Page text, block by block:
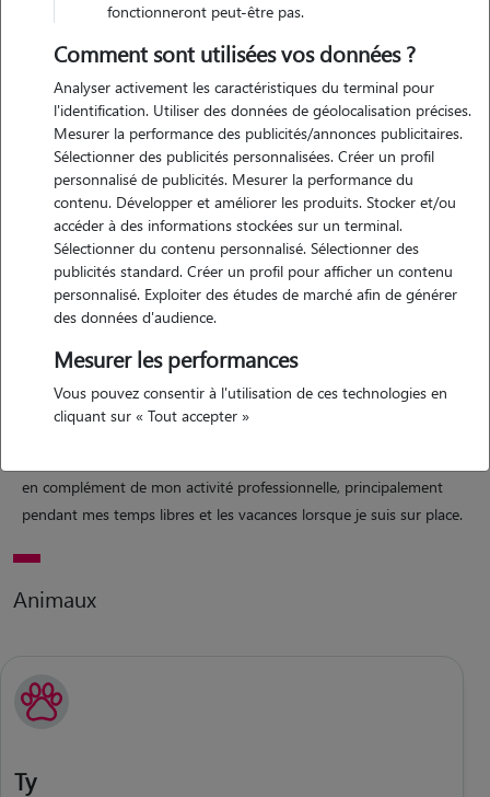
Motivation
passionnée par les animaux depuis toujours, j'aime leur apporter
attention, douceur et affection. m'occuper d'eux est un vrai plaisir
pour moi, et je veille à leur bien-être comme s'ils étaient les miens.
faire du pet sitting me permet de partager cette passion tout en
rendant service aux propriétaires en toute confiance.
Expérience
ayant grandi avec un chien, j'ai développé très tôt les bons réflexes et
une réelle aisance avec les animaux. aujourd'hui, je vis avec un chat
en complément de mon activité professionnelle, principalement
pendant mes temps libres et les vacances lorsque je suis sur place.
Animaux
Ty
fonctionneront peut-être pas.
Comment sont utilisées vos données ?
Analyser activement les caractéristiques du terminal pour
l'identification. Utiliser des données de géolocalisation précises.
Mesurer la performance des publicités/annonces publicitaires.
Sélectionner des publicités personnalisées. Créer un profil
personnalisé de publicités. Mesurer la performance du
contenu. Développer et améliorer les produits. Stocker et/ou
accéder à des informations stockées sur un terminal.
Sélectionner du contenu personnalisé. Sélectionner des
publicités standard. Créer un profil pour afficher un contenu
personnalisé. Exploiter des études de marché afin de générer
des données d'audience.
Mesurer les performances
Vous pouvez consentir à l'utilisation de ces technologies en
cliquant sur « Tout accepter »